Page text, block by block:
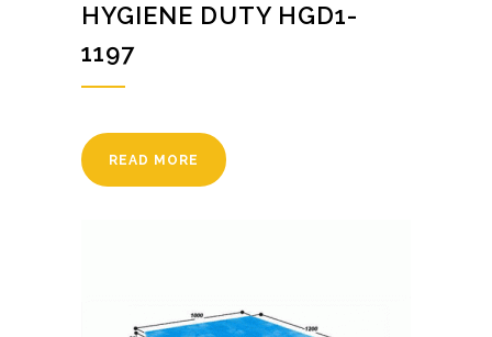
HYGIENE DUTY HGD1-
1197
READ MORE